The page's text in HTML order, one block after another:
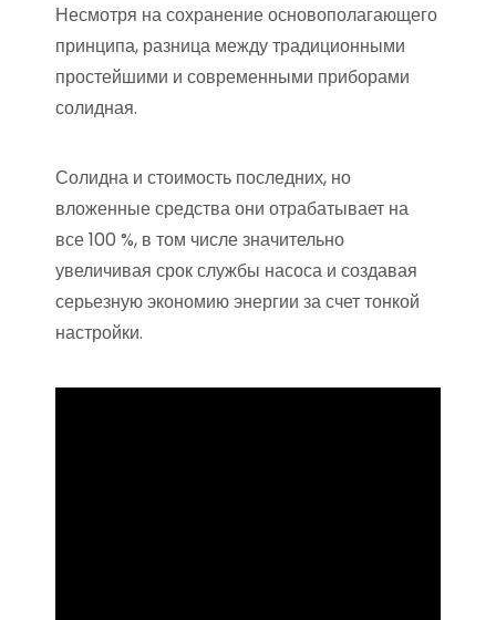
Несмотря на сохранение основополагающего
принципа, разница между традиционными
простейшими и современными приборами
солидная.
Солидна и стоимость последних, но
вложенные средства они отрабатывает на
все 100 %, в том числе значительно
увеличивая срок службы насоса и создавая
серьезную экономию энергии за счет тонкой
настройки.